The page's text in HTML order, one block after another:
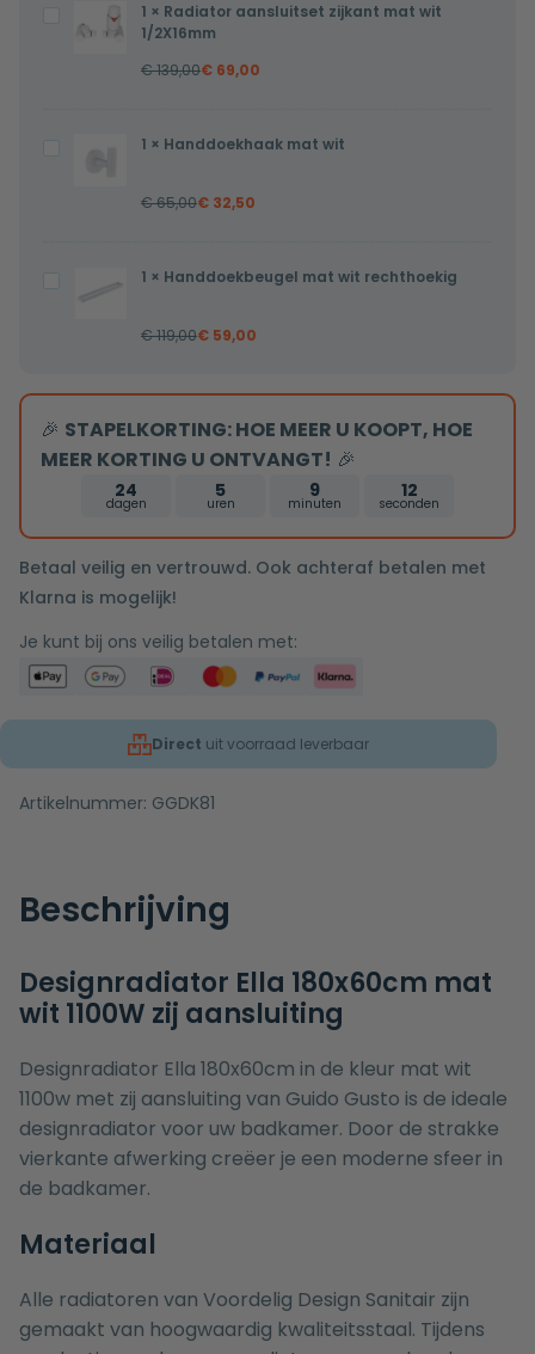
Radiator
aansluitset
1/2X16mm
1 × Radiator aansluitset zijkant mat wit
1/2X16mm
€139,00€ 69,00
Handdoekhaak
1 × Handdoekhaak mat wit
€65,00€ 32,50
Handdoekbeugel
1 × Handdoekbeugel mat wit rechthoekig
€119,00€ 59,00
🎉 STAPELKORTING: HOE MEER U KOOPT, HOE
MEER KORTING U ONTVANGT! 🎉
24
dagen
5
uren
9
minuten
11
seconden
Betaal veilig en vertrouwd. Ook achteraf betalen met
Klarna is mogelijk!
Je kunt bij ons veilig betalen met:
Direct uit voorraad leverbaar
Artikelnummer: GGDK81
Beschrijving
Designradiator Ella 180x60cm mat
wit 1100W zij aansluiting
Designradiator Ella 180x60cm in de kleur mat wit
1100w met zij aansluiting van Guido Gusto is de ideale
designradiator voor uw badkamer. Door de strakke
vierkante afwerking creëer je een moderne sfeer in
de badkamer.
Materiaal
Alle radiatoren van Voordelig Design Sanitair zijn
gemaakt van hoogwaardig kwaliteitsstaal. Tijdens